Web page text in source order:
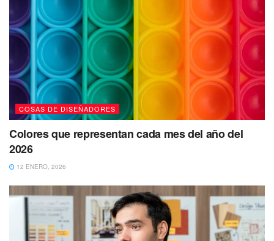
COSAS DE DISEÑADORES
Colores que representan cada mes del año del
2026
12 ENERO, 2026